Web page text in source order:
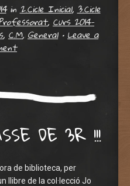
in2.Cicle Inicial,3.Cicle
, Curs 2014-
, C.M, General •Leave a
DE 3R !!!
de biblioteca, per
llibre de la col·lecció Jo